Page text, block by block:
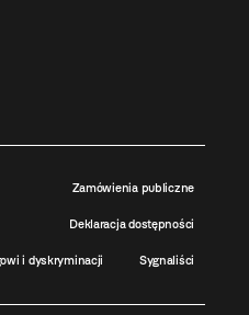
Zamówienia publiczne
Deklaracja dostępności
i dyskryminacji Sygnaliści